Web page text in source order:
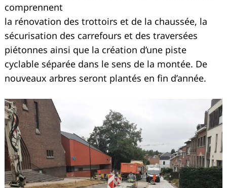
comprennent
la rénovation des trottoirs et de la chaussée, la
sécurisation des carrefours et des traversées
piétonnes ainsi que la création d’une piste
cyclable séparée dans le sens de la montée. De
nouveaux arbres seront plantés en fin d’année.